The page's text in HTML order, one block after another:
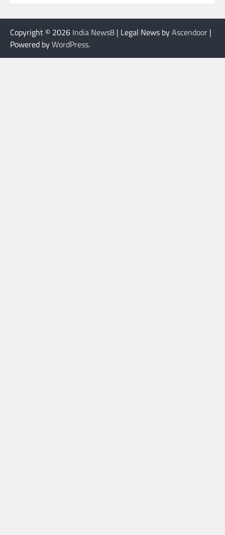
Copyright © 2026 India News8 | Legal News byAscendoor |
Powered byWordPress.